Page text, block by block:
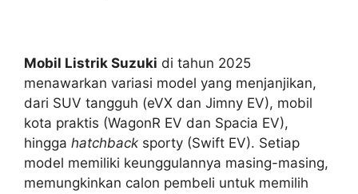
Mobil Listrik Suzuki di tahun 2025
menawarkan variasi model yang menjanjikan,
dari SUV tangguh (eVX dan Jimny EV), mobil
kota praktis (WagonR EV dan Spacia EV),
hingga hatchback sporty (Swift EV). Setiap
model memiliki keunggulannya masing-masing,
memungkinkan calon pembeli untuk memilih